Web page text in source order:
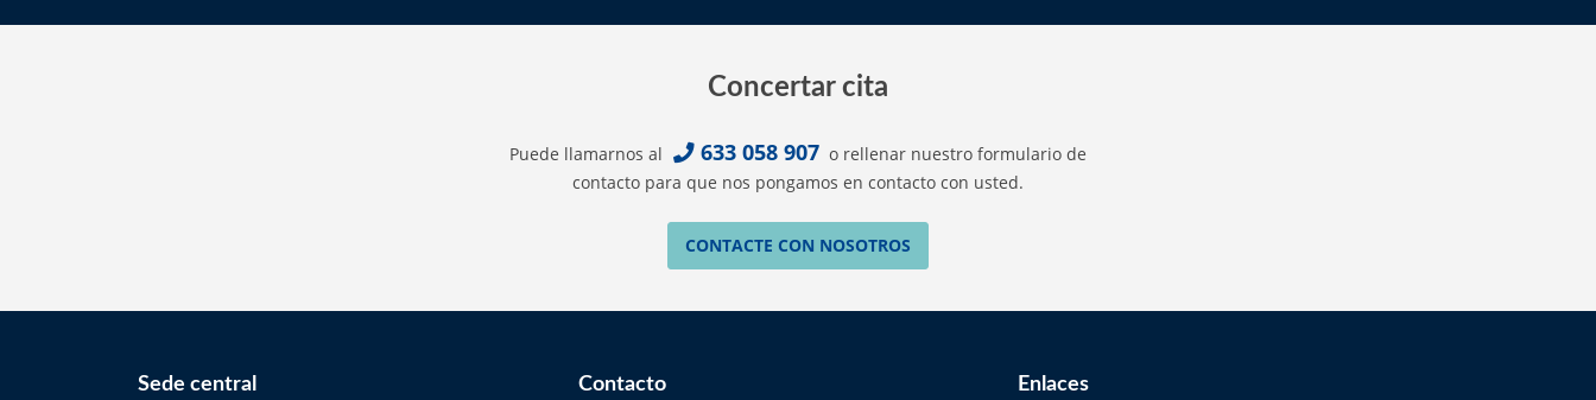
Concertar cita
Puede llamarnos al 633 058 907 o rellenar nuestro formulario de
contacto para que nos pongamos en contacto con usted.
CONTACTE CON NOSOTROS
Sede central Contacto Enlaces